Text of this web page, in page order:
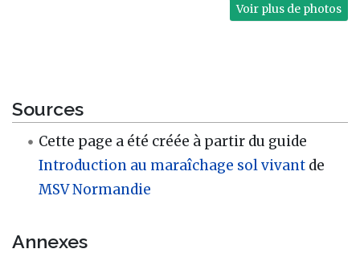
Voir plus de photos
Sources
Cette page a été créée à partir du guide
Introduction au maraîchage sol vivant de
MSV Normandie
Annexes